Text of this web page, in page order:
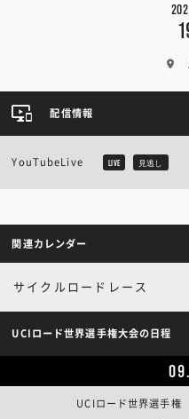
配信情報
YouTubeLive LIVE 見逃し
関連カレンダー
サイクルロードレース
UCIロード世界選手権大会の日程
UCIロード世界選手